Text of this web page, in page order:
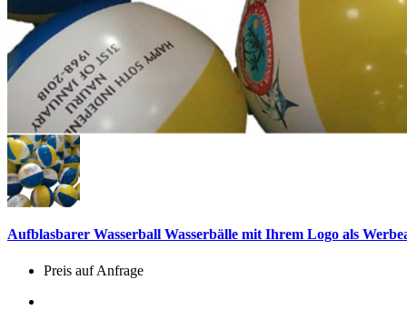
Aufblasbarer Wasserball Wasserbälle mit Ihrem Logo als
Preis auf Anfrage